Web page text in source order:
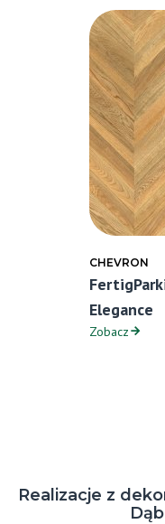
CHEVRON
Elegance
Zobacz
Realizacje z